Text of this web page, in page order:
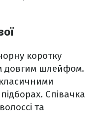
коротку
довгим шлейфом.
Співачка
та